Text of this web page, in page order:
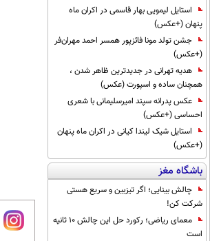
استایل لیمویی بهار قاسمی در اکران ماه
پنهان (+عکس)
جشن تولد مونا فائزپور همسر احمد مهران‌فر
(+عکس)
هدیه تهرانی در جدیدترین ظاهر شدن ،
همچنان ساده و اسپورت (عکس)
عکس پدرانه سپند امیرسلیمانی با شعری
احساسی (+عکس)
استایل شیک لیندا کیانی در اکران ماه پنهان
(+عکس)
باشگاه مغز
چالش بینایی؛ اگر تیزبین و سریع هستی
شرکت کن!
معمای ریاضی؛ رکورد حل این چالش 10 ثانیه
است